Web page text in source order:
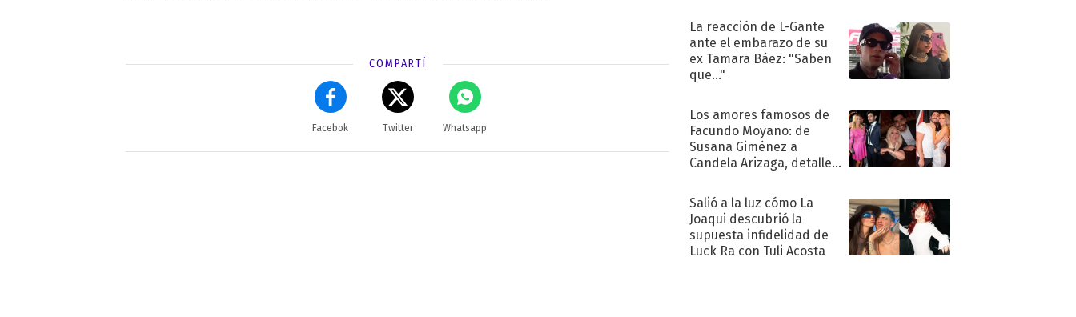
COMPARTÍ
Facebok Twitter Whatsapp
La reacción de L-Gante
ante el embarazo de su
ex Tamara Báez: "Saben
que..."
Los amores famosos de
Facundo Moyano: de
Susana Giménez a
Candela Arizaga, detalles
sentimental
Salió a la luz cómo La
Joaqui descubrió la
supuesta infidelidad de
Luck Ra con Tuli Acosta